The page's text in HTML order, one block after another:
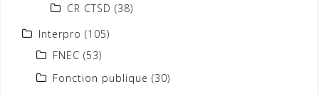
CR CTSD (38)
Interpro (105)
FNEC (53)
Fonction publique (30)